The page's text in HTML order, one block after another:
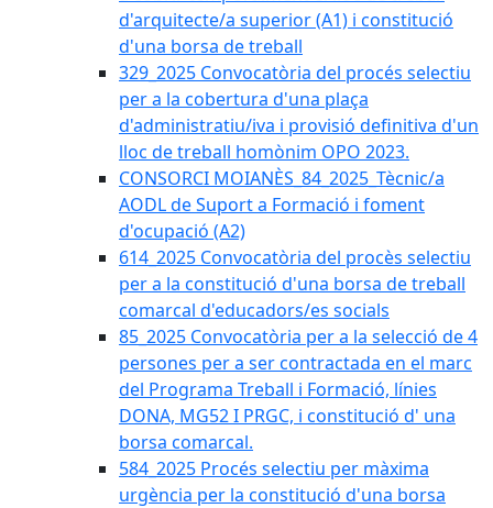
d'arquitecte/a superior (A1) i constitució
d'una borsa de treball
329_2025 Convocatòria del procés selectiu
per a la cobertura d'una plaça
d'administratiu/iva i provisió definitiva d'un
lloc de treball homònim OPO 2023.
CONSORCI MOIANÈS_84_2025_Tècnic/a
AODL de Suport a Formació i foment
d'ocupació (A2)
614_2025 Convocatòria del procès selectiu
per a la constitució d'una borsa de treball
comarcal d'educadors/es socials
85_2025 Convocatòria per a la selecció de 4
persones per a ser contractada en el marc
del Programa Treball i Formació, línies
DONA, MG52 I PRGC, i constitució d' una
borsa comarcal.
584_2025 Procés selectiu per màxima
urgència per la constitució d'una borsa